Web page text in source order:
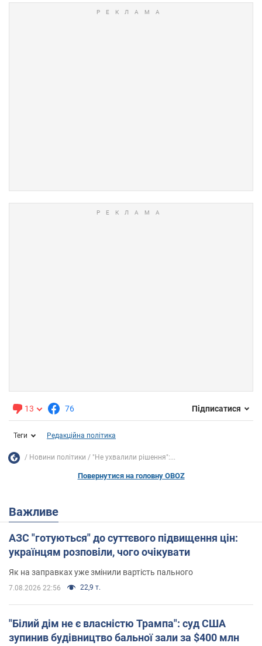
13 76 Підписатися
Теги Редакційна політика
Новини політики "Не ухвалили рішення":...
Повернутися на головну OBOZ
Важливе
АЗС "готуються" до суттєвого підвищення цін:
українцям розповіли, чого очікувати
Як на заправках уже змінили вартість пального
7.08.2026 22:56 22,9 т.
"Білий дім не є власністю Трампа": суд США
зупинив будівництво бальної зали за $400 млн